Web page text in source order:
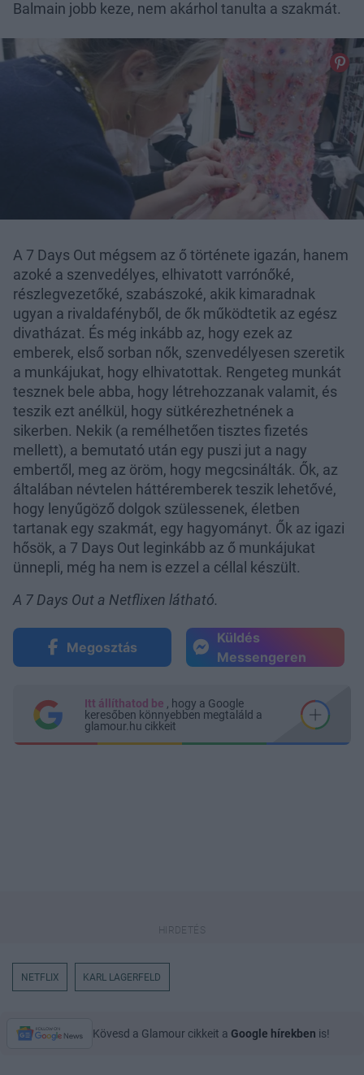
Balmain jobb keze, nem akárhol tanulta a szakmát.
A 7 Days Out mégsem az ő története igazán, hanem
azoké a szenvedélyes, elhivatott varrónőké,
részlegvezetőké, szabászoké, akik kimaradnak
ugyan a rivaldafényből, de ők működtetik az egész
divatházat. És még inkább az, hogy ezek az
emberek, első sorban nők, szenvedélyesen szeretik
a munkájukat, hogy elhivatottak. Rengeteg munkát
tesznek bele abba, hogy létrehozzanak valamit, és
teszik ezt anélkül, hogy sütkérezhetnének a
sikerben. Nekik (a remélhetően tisztes fizetés
mellett), a bemutató után egy puszi jut a nagy
embertől, meg az öröm, hogy megcsinálták. Ők, az
általában névtelen háttéremberek teszik lehetővé,
hogy lenyűgöző dolgok szülessenek, életben
tartanak egy szakmát, egy hagyományt. Ők az igazi
hősök, a 7 Days Out leginkább az ő munkájukat
ünnepli, még ha nem is ezzel a céllal készült.
A 7 Days Out a Netflixen látható.
Megosztás
Küldés
Messengeren
Itt állíthatod be , hogy a Google
keresőben könnyebben megtaláld a
glamour.hu cikkeit
NETFLIX KARL LAGERFELD
Kövesd a Glamour cikkeit a Google hírekben is!